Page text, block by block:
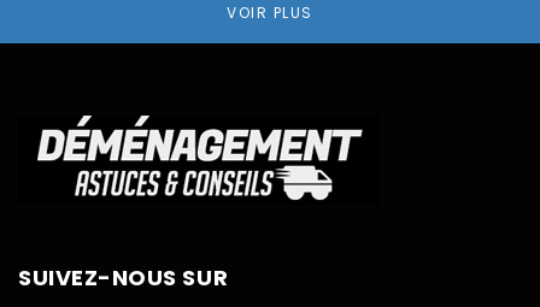
VOIR PLUS
SUIVEZ-NOUS SUR